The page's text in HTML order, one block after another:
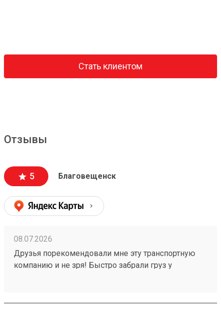
Стать клиентом
Отзывы
5 Благовещенск
08.07.2026
Друзья порекомендовали мне эту транспортную
компанию и не зря! Быстро забрали груз у